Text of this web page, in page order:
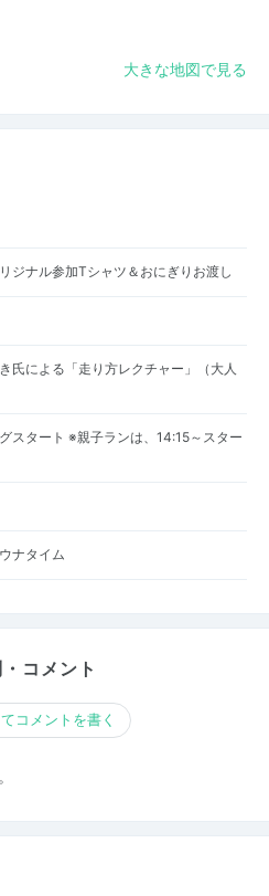
大きな地図で見る
ジナル参加Tシャツ＆おにぎりお渡し
氏による「走り方レクチャー」（大人
スタート ※親子ランは、14:15～スター
ナタイム
コメント
コメントを書く